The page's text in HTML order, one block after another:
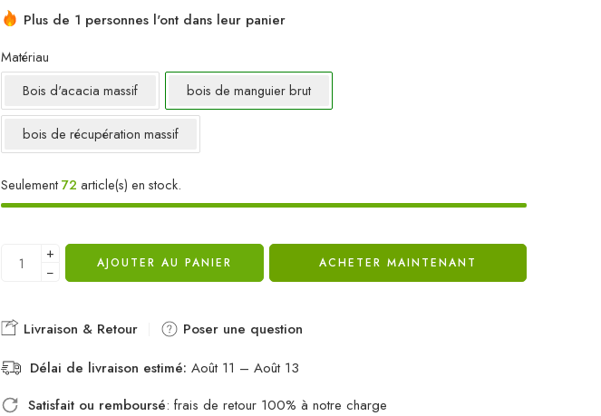
Plus de 1 personnes l'ont dans leur panier
Matériau
Bois d'acacia massif
bois de manguier brut
bois de récupération massif
Seulement72 article(s) en stock.
+
−
AJOUTER AU PANIER ACHETER MAINTENANT
Livraison & Retour
Poser une question
Délai de livraison estimé: Août 11 – Août 13
Satisfait ou remboursé: frais de retour 100% à notre charge